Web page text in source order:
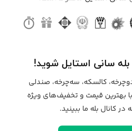
سانی استایل شوید!
کالسکه، سه‌چرخه، صندلی
بهترین قیمت و تخفیف‌های ویژه
در کانال بله ما ببینید.